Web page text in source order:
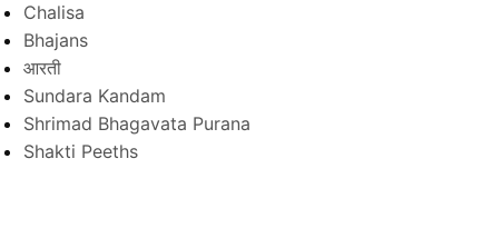
Chalisa
Bhajans
आरती
Sundara Kandam
Shrimad Bhagavata Purana
Shakti Peeths